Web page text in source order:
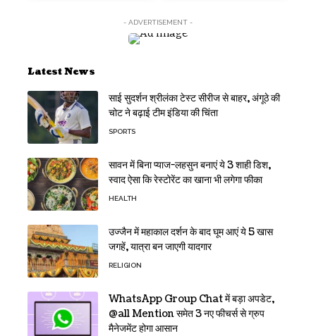
- ADVERTISEMENT -
Latest News
साई सुदर्शन श्रीलंका टेस्ट सीरीज से बाहर, अंगूठे की
चोट ने बढ़ाई टीम इंडिया की चिंता
SPORTS
सावन में बिना प्याज-लहसुन बनाएं ये 3 शाही डिश,
स्वाद ऐसा कि रेस्टोरेंट का खाना भी लगेगा फीका
HEALTH
उज्जैन में महाकाल दर्शन के बाद घूम आएं ये 5 खास
जगहें, यात्रा बन जाएगी यादगार
RELIGION
WhatsApp Group Chat में बड़ा अपडेट,
@all Mention समेत 3 नए फीचर्स से ग्रुप
मैनेजमेंट होगा आसान